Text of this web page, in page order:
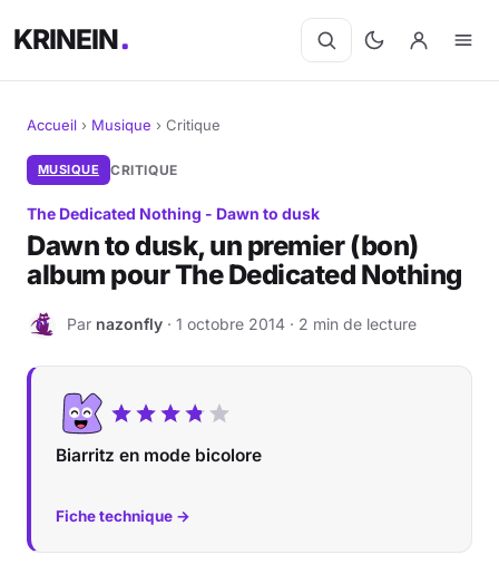
KRINEIN
Cinéma
Séries
Manga
BD
Livres
Jeux vidéo
Musique
Accueil › Musique › Critique
MUSIQUE CRITIQUE
The Dedicated Nothing - Dawn to dusk
Dawn to dusk, un premier (bon)
album pour The Dedicated Nothing
N Par nazonfly · 1 octobre 2014 · 2 min de lecture
Biarritz en mode bicolore
Fiche technique →